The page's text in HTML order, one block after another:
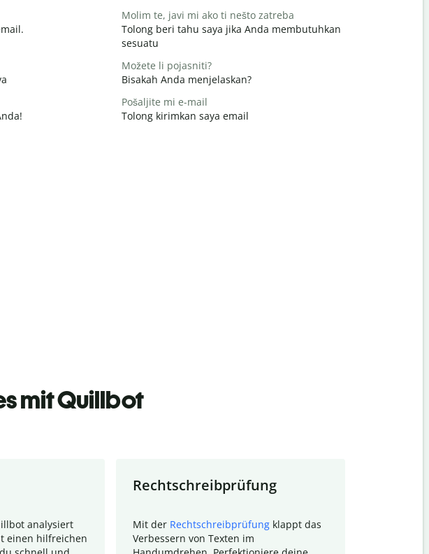
Molim te, javi mi ako ti nešto zatreba
Tolong beri tahu saya jika Anda membutuhkan
sesuatu
Možete li pojasniti?
Bisakah Anda menjelaskan?
Pošaljite mi e-mail
Tolong kirimkan saya email
mit Quillbot
analysiert
einen hilfreichen
Rechtschreibprüfung
Mit der Rechtschreibprüfung klappt das
Verbessern von Texten im